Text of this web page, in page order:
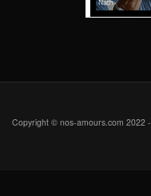
Copyright © nos-amours.com 2022 -